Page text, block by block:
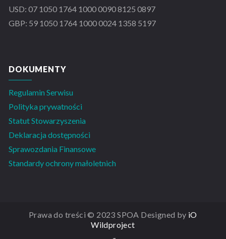
USD: 07 1050 1764 1000 0090 8125 0897
GBP: 59 1050 1764 1000 0024 1358 5197
DOKUMENTY
Regulamin Serwisu
Polityka prywatności
Statut Stowarzyszenia
Deklaracja dostępności
Sprawozdania Finansowe
Standardy ochrony małoletnich
Prawa do treści © 2023 SPOA Designed by iO
Wildproject